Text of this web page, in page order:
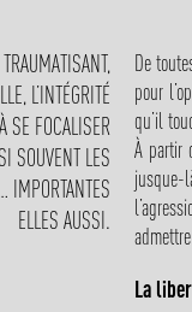
L’INTÉGRITÉ
SE FOCALISER
SOUVENT LES
IMPORTANTES
ELLES AUSSI.
De
pour
qu’il
À partir
jusque-
La